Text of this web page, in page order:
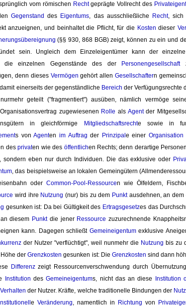
vom römischen Rechtgeprägte Vollrecht des
Gegenstand des Eigentums, das ausschließliche Recht, sich
anzueignen, und beinhaltet die Pflicht, für die Kosten dieser
(§§ 930, 868 BGB) zeigt, können zu ein und
sein. Ungleich dem Einzeleigentümer kann der einzelne
einzelnen Gegenstände des der Personengesellschaft
denn dieses Vermögen gehört allen Gesellschaftern
einerseits der gegenständliche Bereich der Verfügungsrechte
geteilt ("fragmentiert") ausüben, nämlich vermöge
zugewiesenen Rolle als Agentder
in gleichförmige
Mitgliedschaftsrechte sowie in
s vonAgenten im Auftrag der Prinzipal e einer Organisation
desprivaten wie des öffentlichen Rechts; denn derartige
sondern eben nur durch Individuen. Die das exklusive oder
, das beispielsweise an lokalen Gemeingütern
oder Common-Pool-Ressourcen wie Ölfeldern,
wird ihre Nutzung (nur) bis zu dem Punktausdehnen, an dem
gesunken ist: Da bei Gültigkeit des Ertragsgesetzes das
diesem Punktdie jener Ressource zuzurechnende
kann. Dagegen schließt Gemeineigentumexklusive
der Nutzer "verflüchtigt", weil nunmehr die Nutzung bis zu
der Grenzkosten gesunken ist: Die Grenzkosten sind dann
Differenzzeigt Ressourcenverschwendung durch
Institution des Gemeineigentums, nicht das an diese Institution
Verhalten der Nutzer. Kräfte, welche traditionelle Bindungen der
e Veränderung, namentlich in Richtung von